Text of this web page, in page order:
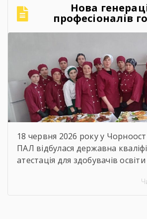
міцним фундаментом для вашого
традицією, […]
Нова
професіоналів
підкорювати
18 червня 2026 року у
ПАЛ відбулася державна
атестація для здобувачів
«Кухар; кулінар борошняних